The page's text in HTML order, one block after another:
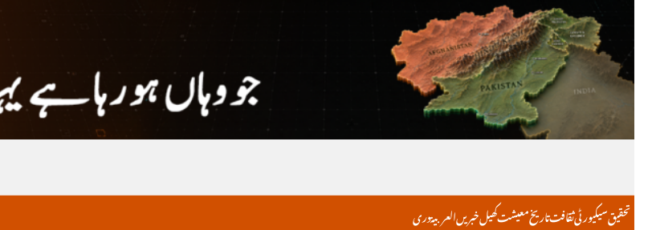
خبریںکھیلمعیشتتاریخثقافتسیکیورٹیتحقیق دریالعربية